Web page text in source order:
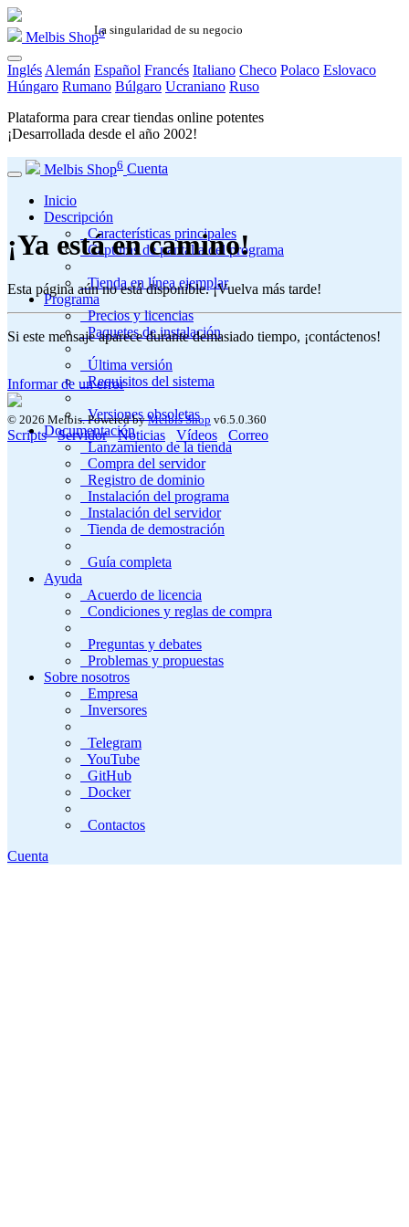
La singularidad de su negocio
Melbis Shop6
Inglés Alemán Español Francés Italiano Checo Polaco Eslovaco
Húngaro Rumano Búlgaro Ucraniano Ruso
Plataforma para crear tiendas online potentes
¡Desarrollada desde el año 2002!
Melbis Shop6 Cuenta
Inicio
Descripción
Características principales
Capturas de pantalla del programa
Tienda en línea ejemplar
Programa
Precios y licencias
Paquetes de instalación
Última versión
Requisitos del sistema
Versiones obsoletas
Documentación
Lanzamiento de la tienda
Compra del servidor
Registro de dominio
Instalación del programa
Instalación del servidor
Tienda de demostración
Guía completa
Ayuda
Acuerdo de licencia
Condiciones y reglas de compra
Preguntas y debates
Problemas y propuestas
Sobre nosotros
Empresa
Inversores
Telegram
YouTube
GitHub
Docker
Contactos
Cuenta
¡Ya está en camino!
Esta página aún no está disponible. ¡Vuelva más tarde!
Si este mensaje aparece durante demasiado tiempo, ¡contáctenos!
Informar de un error
© 2026 Melbis.Powered byMelbis Shop v6.5.0.360
Scripts Servidor Noticias Vídeos Correo